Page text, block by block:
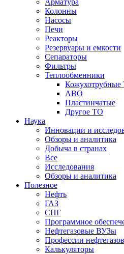
Арматура
Колонны
Насосы
Печи
Реакторы
Резервуары и емкости
Сепараторы
Фильтры
Теплообменники
Кожухотрубные
АВО
Пластинчатые
Другое ТО
Наука
Инновации и
Обзоры и аналитика
Добыча в странах
Все
Исследования
Обзоры и аналитика
Полезное
Нефть
ГАЗ
СПГ
Программное
Нефтегазовые ВУЗы
Профессии
Калькуляторы